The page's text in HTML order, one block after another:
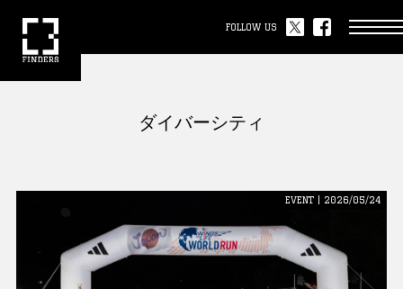
FOLLOW US
ダイバーシティ
EVENT | 2026/05/24